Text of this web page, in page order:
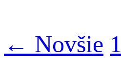
← Novšie 1